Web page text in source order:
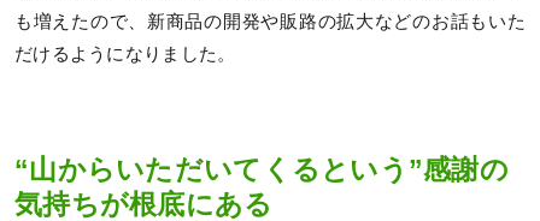
も増えたので、新商品の開発や販路の拡大などのお話もいた
だけるようになりました。
“山からいただいてくるという”感謝の
気持ちが根底にある